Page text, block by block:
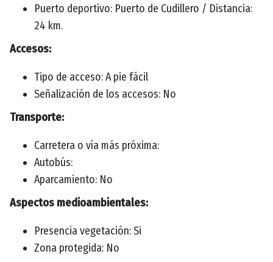
Puerto deportivo: Puerto de Cudillero / Distancia:
24 km.
Accesos:
Tipo de acceso: A pie fácil
Señalización de los accesos: No
Transporte:
Carretera o vía más próxima:
Autobús:
Aparcamiento: No
Aspectos medioambientales:
Presencia vegetación: Si
Zona protegida: No